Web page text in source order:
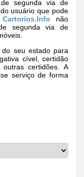
segunda via de
usuário que pode
Cartorios.Info não
segunda via de
seu estado para
cível, certidão
certidões. A
serviço de forma